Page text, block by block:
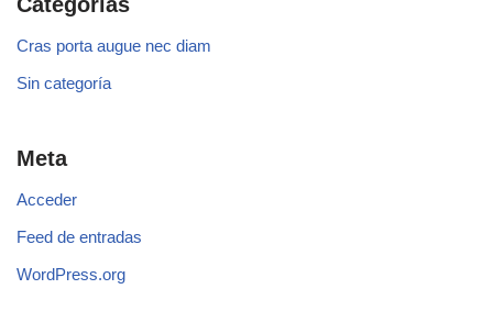
Cras porta augue nec diam
Sin categoría
Meta
Acceder
Feed de entradas
WordPress.org